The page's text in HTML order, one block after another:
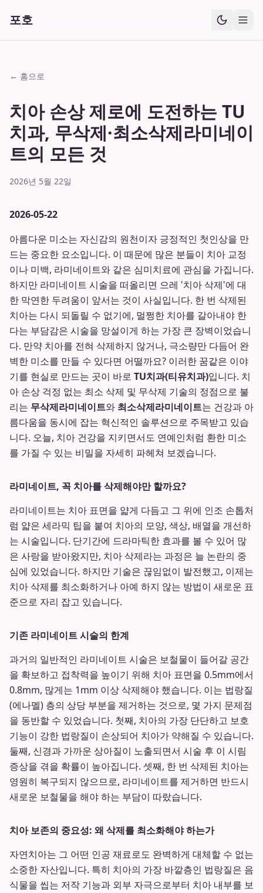
포호
← 홈으로
치아 손상 제로에 도전하는 TU
치과, 무삭제·최소삭제라미네이
트의 모든 것
2026년 5월 22일
2026-05-22
아름다운 미소는 자신감의 원천이자 긍정적인 첫인상을 만
드는 중요한 요소입니다. 이 때문에 많은 분들이 치아 교정
이나 미백, 라미네이트와 같은 심미치료에 관심을 가집니다.
하지만 라미네이트 시술을 떠올리면 으레 '치아 삭제'에 대
한 막연한 두려움이 앞서는 것이 사실입니다. 한 번 삭제된
치아는 다시 되돌릴 수 없기에, 멀쩡한 치아를 갈아내야 한
다는 부담감은 시술을 망설이게 하는 가장 큰 장벽이었습니
다. 만약 치아를 전혀 삭제하지 않거나, 극소량만 다듬어 완
벽한 미소를 만들 수 있다면 어떨까요? 이러한 꿈같은 이야
기를 현실로 만드는 곳이 바로 TU치과(티유치과)입니다. 치
아 손상 걱정 없는 최소 삭제 및 무삭제 기술의 정점으로 불
리는 무삭제라미네이트와 최소삭제라미네이트는 건강과 아
름다움을 동시에 잡는 혁신적인 솔루션으로 주목받고 있습
니다. 오늘, 치아 건강을 지키면서도 연예인처럼 환한 미소
를 가질 수 있는 비밀을 자세히 파헤쳐 보겠습니다.
라미네이트, 꼭 치아를 삭제해야만 할까요?
라미네이트는 치아 표면을 얇게 다듬고 그 위에 인조 손톱처
럼 얇은 세라믹 팁을 붙여 치아의 모양, 색상, 배열을 개선하
는 시술입니다. 단기간에 드라마틱한 효과를 볼 수 있어 많
은 사랑을 받아왔지만, 치아 삭제라는 과정은 늘 논란의 중
심에 있었습니다. 하지만 기술은 끊임없이 발전했고, 이제는
치아 삭제를 최소화하거나 아예 하지 않는 방법이 새로운 표
준으로 자리 잡고 있습니다.
기존 라미네이트 시술의 한계
과거의 일반적인 라미네이트 시술은 보철물이 들어갈 공간
을 확보하고 접착력을 높이기 위해 치아 표면을 0.5mm에서
0.8mm, 많게는 1mm 이상 삭제해야 했습니다. 이는 법랑질
(에나멜) 층의 상당 부분을 제거하는 것으로, 몇 가지 문제점
을 동반할 수 있었습니다. 첫째, 치아의 가장 단단하고 보호
기능이 강한 법랑질이 손상되어 치아가 약해질 수 있습니다.
둘째, 신경과 가까운 상아질이 노출되면서 시술 후 이 시림
증상을 겪을 확률이 높아집니다. 셋째, 한 번 삭제된 치아는
영원히 복구되지 않으므로, 라미네이트를 제거하면 반드시
새로운 보철물을 해야 하는 부담이 따랐습니다.
치아 보존의 중요성: 왜 삭제를 최소화해야 하는가
자연치아는 그 어떤 인공 재료로도 완벽하게 대체할 수 없는
소중한 자산입니다. 특히 치아의 가장 바깥층인 법랑질은 음
식물을 씹는 저작 기능과 외부 자극으로부터 치아 내부를 보